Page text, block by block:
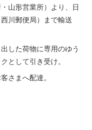
山形営業所）より、日
川郵便局）まで輸送
した荷物に専用のゆう
として引き受け。
さまへ配達。